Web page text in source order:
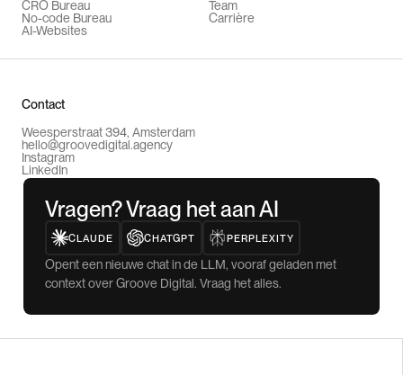
CRO Bureau
No-code Bureau
AI-Websites
Team
Carrière
Contact
Weesperstraat 394, Amsterdam
hello@groovedigital.agency
Instagram
LinkedIn
Vragen? Vraag het aan AI
CLAUDE CHATGPT PERPLEXITY
Opent een nieuwe chat in de LLM, vooraf geladen met
context over Groove Digital. Vraag het alles.